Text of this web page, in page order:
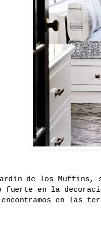
de los Muffins,
fuerte en la
en las